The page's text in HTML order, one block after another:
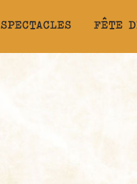
SPECTACLES FÊTE